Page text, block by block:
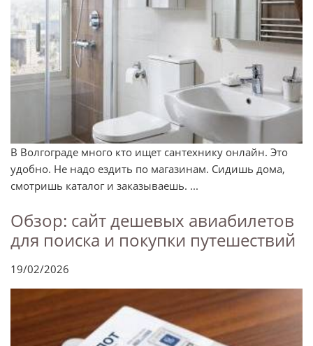
В Волгограде много кто ищет сантехнику онлайн. Это
удобно. Не надо ездить по магазинам. Сидишь дома,
смотришь каталог и заказываешь. ...
Обзор: сайт дешевых авиабилетов
для поиска и покупки путешествий
19/02/2026